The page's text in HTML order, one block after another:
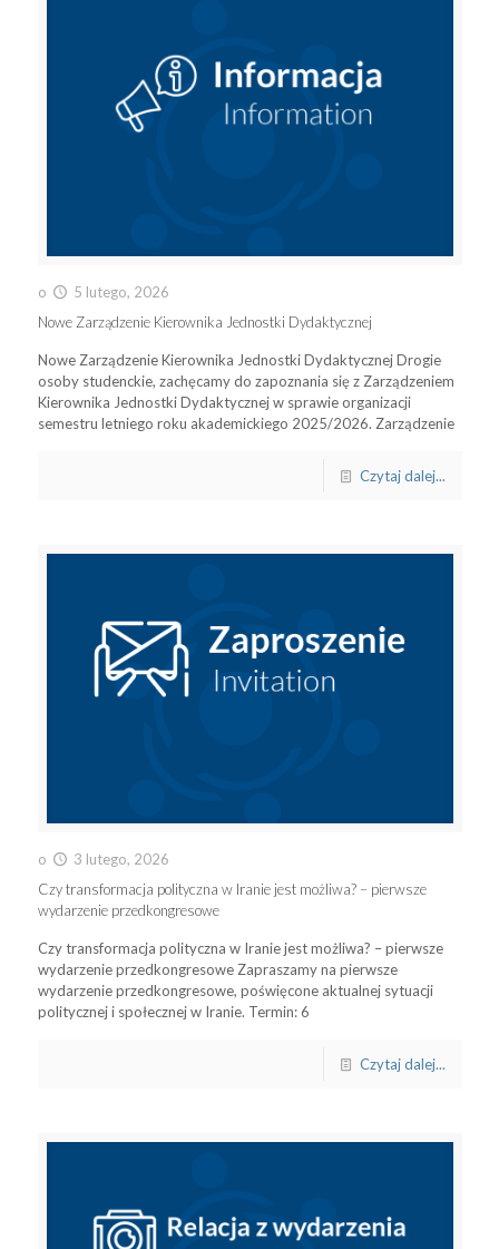
o
5 lutego, 2026
Nowe Zarządzenie Kierownika Jednostki Dydaktycznej
Nowe Zarządzenie Kierownika Jednostki Dydaktycznej Drogie
osoby studenckie, zachęcamy do zapoznania się z Zarządzeniem
Kierownika Jednostki Dydaktycznej w sprawie organizacji
semestru letniego roku akademickiego 2025/2026. Zarządzenie
Czytaj dalej...
o
3 lutego, 2026
Czy transformacja polityczna w Iranie jest możliwa? – pierwsze
wydarzenie przedkongresowe
Czy transformacja polityczna w Iranie jest możliwa? – pierwsze
wydarzenie przedkongresowe Zapraszamy na pierwsze
wydarzenie przedkongresowe, poświęcone aktualnej sytuacji
politycznej i społecznej w Iranie. Termin: 6
Czytaj dalej...